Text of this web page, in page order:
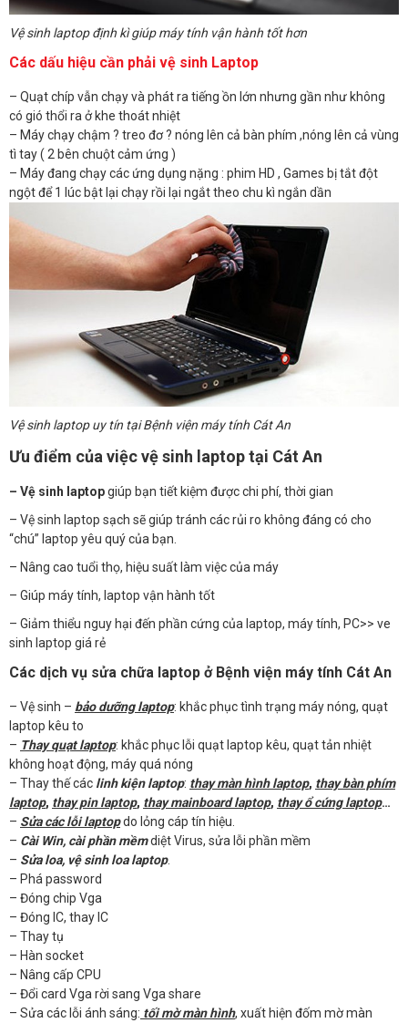
Vệ sinh laptop định kì giúp máy tính vận hành tốt hơn
Các dấu hiệu cần phải vệ sinh Laptop
– Quạt chíp vẫn chạy và phát ra tiếng ồn lớn nhưng gần như không
có gió thổi ra ở khe thoát nhiệt
– Máy chạy chậm ? treo đơ ? nóng lên cả bàn phím ,nóng lên cả vùng
tì tay ( 2 bên chuột cảm ứng )
– Máy đang chạy các ứng dụng nặng : phim HD , Games bị tắt đột
ngột để 1 lúc bật lại chạy rồi lại ngắt theo chu kì ngắn dần
Vệ sinh laptop uy tín tại Bệnh viện máy tính Cát An
Ưu điểm của việc vệ sinh laptop tại Cát An
– Vệ sinh laptopgiúp bạn tiết kiệm được chi phí, thời gian
– Vệ sinh laptop sạch sẽ giúp tránh các rủi ro không đáng có cho
“chú” laptop yêu quý của bạn.
– Nâng cao tuổi thọ, hiệu suất làm việc của máy
– Giúp máy tính, laptop vận hành tốt
– Giảm thiểu nguy hại đến phần cứng của laptop, máy tính, PC>> ve
sinh laptop giá rẻ
Các dịch vụ sửa chữa laptop ở Bệnh viện máy tính Cát An
– Vệ sinh – bảo dưỡng laptop: khắc phục tình trạng máy nóng, quạt
laptop kêu to
– Thay quạt laptop: khắc phục lỗi quạt laptop kêu, quạt tản nhiệt
không hoạt động, máy quá nóng
– Thay thế các linh kiện laptop: thay màn hình laptop, thay bàn phím
laptop, thay pin laptop, thay mainboard laptop, thay ổ cứng laptop…
– Sửa các lỗi laptopdo lỏng cáp tín hiệu.
– Cài Win, cài phần mềmdiệt Virus, sửa lỗi phần mềm
– Sửa loa, vệ sinh loa laptop.
– Phá password
– Đóng chip Vga
– Đóng IC, thay IC
– Thay tụ
– Hàn socket
– Nâng cấp CPU
– Đổi card Vga rời sang Vga share
– Sửa các lỗi ánh sáng: tối mờ màn hình, xuất hiện đốm mờ màn